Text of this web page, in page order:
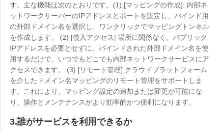
す。主な機能は次のとおりです。(1) [マッピングの作成]: 内部ネ
ットワークサーバーのIPアドレスとポートを設定し、バインド用
の外部ドメイン名を選択し、ワンクリックでマッピングトンネル
を作成します。 (2) [侵入アクセス] 場所に関係なく、パブリック
IPアドレスを必要とせずに、バインドされた外部ドメイン名を使
用するだけで、いつでもどこでも内部ネットワークサービスにア
クセスできます。 (3) [リモート管理] クラウドプラットフォーム
を介したドメイン名マッピングのリモート管理をサポートしま
す。これにより、マッピング設定の追加または変更が可能にな
り、操作とメンテナンスがより効率的かつ便利になります。
3.誰がサービスを利用できるか